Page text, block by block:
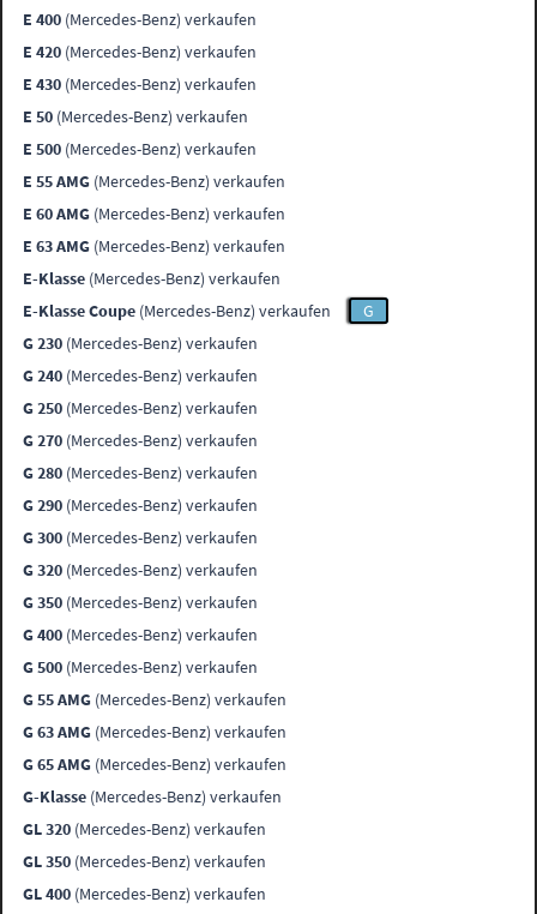
E 400 (Mercedes-Benz) verkaufen
E 420 (Mercedes-Benz) verkaufen
E 430 (Mercedes-Benz) verkaufen
E 50 (Mercedes-Benz) verkaufen
E 500 (Mercedes-Benz) verkaufen
E 55 AMG (Mercedes-Benz) verkaufen
E 60 AMG (Mercedes-Benz) verkaufen
E 63 AMG (Mercedes-Benz) verkaufen
E-Klasse (Mercedes-Benz) verkaufen
E-Klasse Coupe (Mercedes-Benz) verkaufen
G
G 230 (Mercedes-Benz) verkaufen
G 240 (Mercedes-Benz) verkaufen
G 250 (Mercedes-Benz) verkaufen
G 270 (Mercedes-Benz) verkaufen
G 280 (Mercedes-Benz) verkaufen
G 290 (Mercedes-Benz) verkaufen
G 300 (Mercedes-Benz) verkaufen
G 320 (Mercedes-Benz) verkaufen
G 350 (Mercedes-Benz) verkaufen
G 400 (Mercedes-Benz) verkaufen
G 500 (Mercedes-Benz) verkaufen
G 55 AMG (Mercedes-Benz) verkaufen
G 63 AMG (Mercedes-Benz) verkaufen
G 65 AMG (Mercedes-Benz) verkaufen
G-Klasse (Mercedes-Benz) verkaufen
GL 320 (Mercedes-Benz) verkaufen
GL 350 (Mercedes-Benz) verkaufen
GL 400 (Mercedes-Benz) verkaufen